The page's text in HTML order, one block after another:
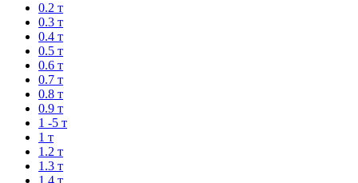
0.2 т
0.3 т
0.4 т
0.5 т
0.6 т
0.7 т
0.8 т
0.9 т
1 -5 т
1 т
1.2 т
1.3 т